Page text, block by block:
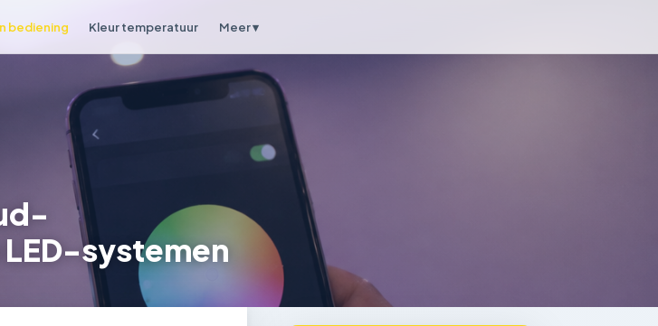
bediening Kleur temperatuur Meer ▾
systemen